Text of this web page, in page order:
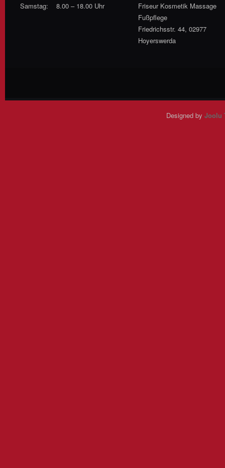
Samstag: 8.00 – 18.00 Uhr
Friseur Kosmetik Massage
Fußpflege
Friedrichsstr. 44, 02977
Hoyerswerda
Designed by Joolu